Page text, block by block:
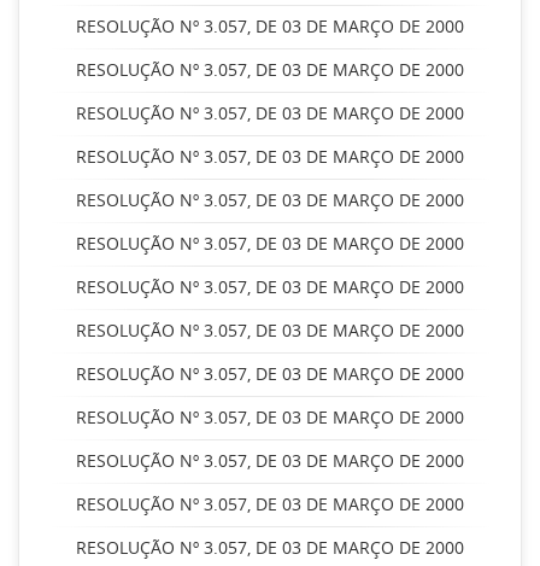
RESOLUÇÃO Nº 3.057, DE 03 DE MARÇO DE 2000
RESOLUÇÃO Nº 3.057, DE 03 DE MARÇO DE 2000
RESOLUÇÃO Nº 3.057, DE 03 DE MARÇO DE 2000
RESOLUÇÃO Nº 3.057, DE 03 DE MARÇO DE 2000
RESOLUÇÃO Nº 3.057, DE 03 DE MARÇO DE 2000
RESOLUÇÃO Nº 3.057, DE 03 DE MARÇO DE 2000
RESOLUÇÃO Nº 3.057, DE 03 DE MARÇO DE 2000
RESOLUÇÃO Nº 3.057, DE 03 DE MARÇO DE 2000
RESOLUÇÃO Nº 3.057, DE 03 DE MARÇO DE 2000
RESOLUÇÃO Nº 3.057, DE 03 DE MARÇO DE 2000
RESOLUÇÃO Nº 3.057, DE 03 DE MARÇO DE 2000
RESOLUÇÃO Nº 3.057, DE 03 DE MARÇO DE 2000
RESOLUÇÃO Nº 3.057, DE 03 DE MARÇO DE 2000